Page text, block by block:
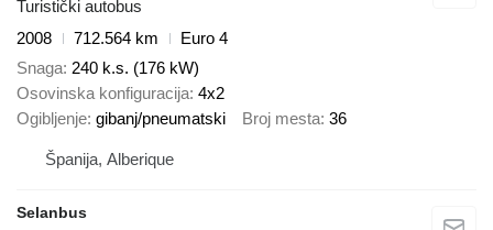
Turistički autobus
2008
712.564 km
Euro 4
Snaga 240 k.s. (176 kW)
Osovinska konfiguracija 4x2
Ogibljenje gibanj/pneumatski Broj mesta 36
Španija, Alberique
Selanbus